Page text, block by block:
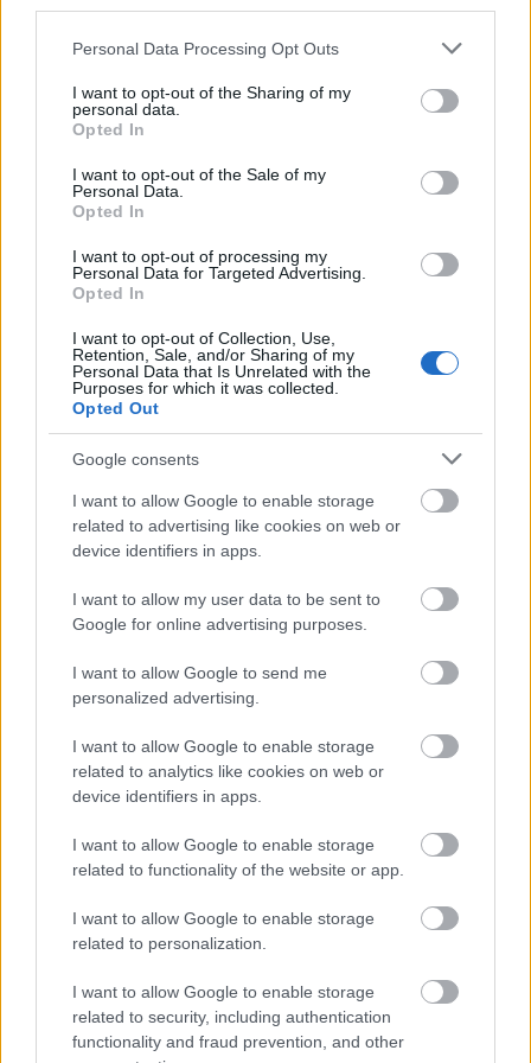
Please note that this website/app uses one or more Google
not limited to your visit or usage behaviour. You may click to
grant or deny consent to Google and its third-party tags to
use your data for below specified purposes in below Google
consent section.
Personal Data Processing Opt Outs
I want to opt-out of the Sharing of my
personal data.
Opted In
I want to opt-out of the Sale of my
Personal Data.
Opted In
I want to opt-out of processing my
Personal Data for Targeted Advertising.
Opted In
I want to opt-out of Collection, Use,
Retention, Sale, and/or Sharing of my
Personal Data that Is Unrelated with the
Purposes for which it was collected.
Opted Out
Google consents
I want to allow Google to enable storage
related to advertising like cookies on web or
device identifiers in apps.
I want to allow my user data to be sent to
Google for online advertising purposes.
I want to allow Google to send me
personalized advertising.
I want to allow Google to enable storage
related to analytics like cookies on web or
device identifiers in apps.
I want to allow Google to enable storage
related to functionality of the website or app.
I want to allow Google to enable storage
related to personalization.
I want to allow Google to enable storage
related to security, including authentication
functionality and fraud prevention, and other
Από την πλευρά του, ο
της ICEYE Greece, Βασίλης Χαλουλάκος
αναφέρθηκε στην πρόσφατη απόφαση της
φινλανδικής εταιρείας να δημιουργήσει μονάδα
παραγωγής στην Ελλάδα, χαρακτηρίζοντάς την
ως τη μεγαλύτερη σχετική επένδυση της ICEYE
παγκοσμίως. Όπως είπετο νέο εργοστάσιο θα
αποκτήσει σταδιακά δυνατότητα κατασκευής
έως 150 δορυφόρων ετησίως
. Παράλληλα
προανήγγειλε ότι η φιλανδική εταιρεία
θα
προχωρήσει σύντομα σε νέα στρατηγική
συνεργασία με ελληνική εταιρεία
ενταχθεί στα παγκόσμια προγράμματα μηχανικής
και παραγωγής της ICEYE καιδεν θα συνδέεται
πρόγραμμα.
32 startups μέσα σε πέντε χρόνια
Το ενδιαφέρον για τον κλάδο αποτυπώνεται και
στη δημιουργία νεοφυών επιχειρήσεων. Όπως
ανέφερε οJorge Sanchez, διευθυντής του
προγράμματος ESA BIC Greece
και πρόεδρος
του si-Cluster,την τελευταία πενταετία έχουν
αεροδιαστημικής. Καθοριστική υπήρξε η συμβολή
επιταχυντή του Ευρωπαϊκού Οργανισμού